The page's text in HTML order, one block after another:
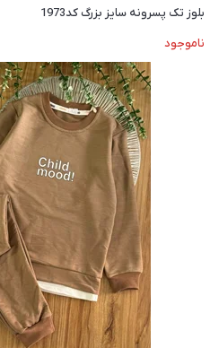
بلوز تک پسرونه سایز بزرگ کد1973
ناموجود